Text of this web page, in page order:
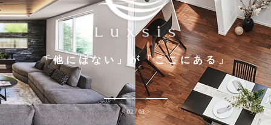
「他にはない」が「ここにある」
< 02 / 03 >